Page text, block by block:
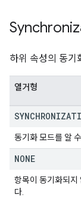
하위 속성의 동기
열거형
동기화 모드를 알
NONE
항목이 동기화되지
다.